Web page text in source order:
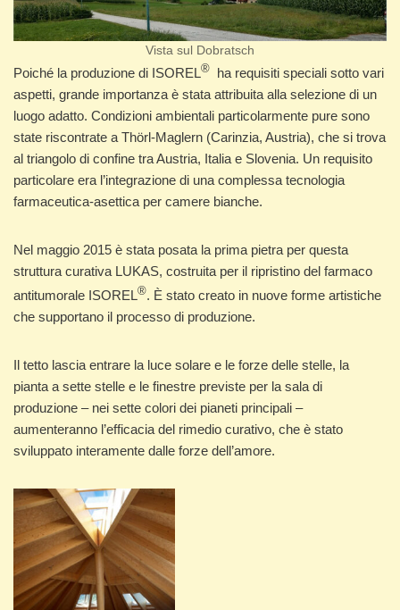
Vista sul Dobratsch
Poiché la produzione di ISOREL®
ha requisiti speciali sotto vari
aspetti, grande importanza è stata attribuita alla selezione di un
luogo adatto. Condizioni ambientali particolarmente pure sono
state riscontrate a Thörl-Maglern (Carinzia, Austria), che si trova
al triangolo di confine tra Austria, Italia e Slovenia. Un requisito
particolare era l’integrazione di una complessa tecnologia
farmaceutica-asettica per camere bianche.
Nel maggio 2015 è stata posata la prima pietra per questa
struttura curativa LUKAS, costruita per il ripristino del farmaco
antitumorale ISOREL®. È stato creato in nuove forme artistiche
che supportano il processo di produzione.
Il tetto lascia entrare la luce solare e le forze delle stelle, la
pianta a sette stelle e le finestre previste per la sala di
produzione – nei sette colori dei pianeti principali –
aumenteranno l’efficacia del rimedio curativo, che è stato
sviluppato interamente dalle forze dell’amore.